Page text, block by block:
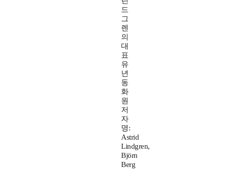
드
그
렌
의
대
표
유
년
동
화
원
저
자
명:
Astrid
Lindgren,
Björn
Berg